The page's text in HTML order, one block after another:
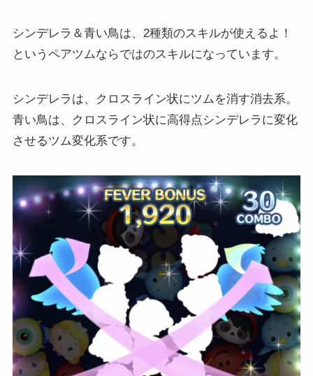
シンデレラ＆青い鳥は、2種類のスキルが使えるよ！
というペアツムならではのスキルになっています。
シンデレラは、クロスライン状にツムを消す消去系。
青い鳥は、クロスライン状に高得点シンデレラに変化
させるツム変化系です。